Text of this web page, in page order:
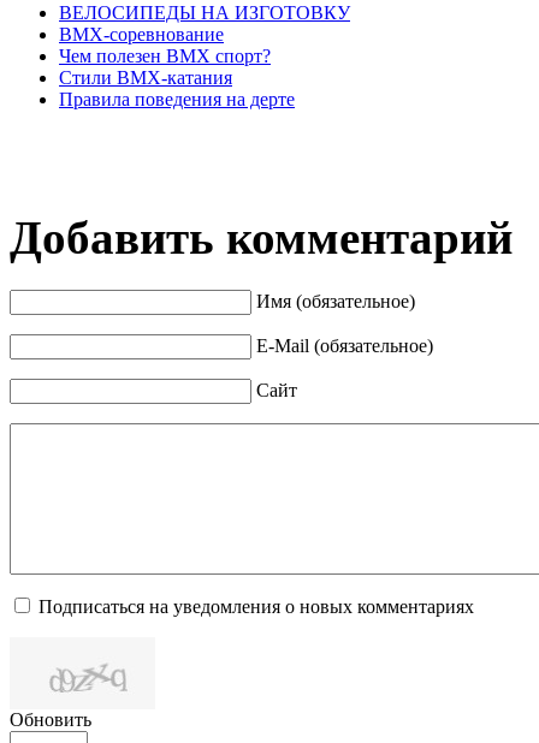
ВЕЛОСИПЕДЫ НА ИЗГОТОВКУ
BMX-соревнование
Чем полезен BMX спорт?
Стили BMX-катания
Правила поведения на дерте
Добавить комментарий
Имя (обязательное)
E-Mail (обязательное)
Сайт
Подписаться на уведомления о новых комментариях
Обновить